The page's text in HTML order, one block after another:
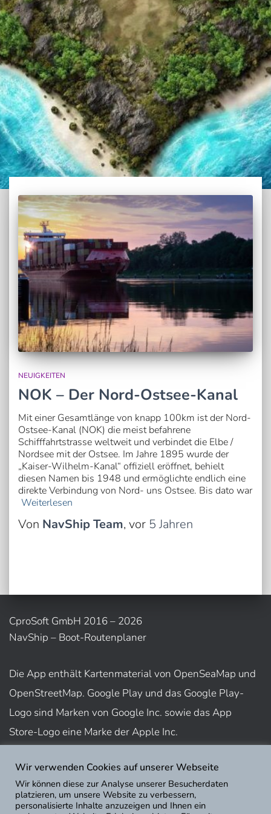
NEUIGKEITEN
NOK – Der Nord-Ostsee-Kanal
Mit einer Gesamtlänge von knapp 100km ist der Nord-
Ostsee-Kanal (NOK) die meist befahrene
Schifffahrtstrasse weltweit und verbindet die Elbe /
Nordsee mit der Ostsee. Im Jahre 1895 wurde der
„Kaiser-Wilhelm-Kanal“ offiziell eröffnet, behielt
diesen Namen bis 1948 und ermöglichte endlich eine
direkte Verbindung von Nord- uns Ostsee. Bis dato war
Weiterlesen
Von NavShip Team, vor 5 Jahren
CproSoft GmbH 2016 – 2026
NavShip – Boot-Routenplaner
Die App enthält Kartenmaterial von OpenSeaMap und
OpenStreetMap. Google Play und das Google Play-
Logo sind Marken von Google Inc. sowie das App
Store-Logo eine Marke der Apple Inc.
Nutzungsbedingungen
Impressum
Datenschutz
Wir verwenden Cookies auf unserer Webseite
Wir können diese zur Analyse unserer Besucherdaten
platzieren, um unsere Website zu verbessern,
personalisierte Inhalte anzuzeigen und Ihnen ein